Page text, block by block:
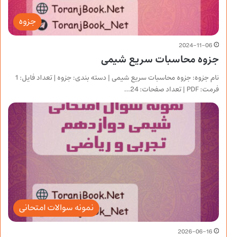
جزوه
2024-11-06
جزوه محاسبات سریع شیمی
نام جزوه: جزوه محاسبات سریع شیمی | دسته بندی: جزوه | تعداد فایل: 1
فرمت: PDF | تعداد صفحات: 24…
نمونه سوالات امتحانی
2026-06-16